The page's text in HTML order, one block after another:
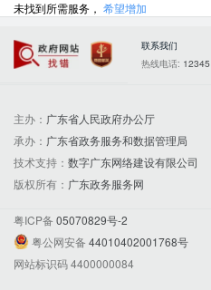
未找到所需服务， 希望增加
政府网站找错
党政机关
联系我们
热线电话: 12345
主办： 广东省人民政府办公厅
承办： 广东省政务服务和数据管理局
技术支持： 数字广东网络建设有限公司
版权所有： 广东政务服务网
粤ICP备 05070829号-2
粤公网安备44010402001768号
网站标识码 4400000084